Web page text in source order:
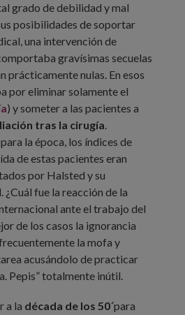
grado de debilidad y mal
posibilidades de soportar
una intervención de
gravísimas secuelas
prácticamente nulas. En esos
por eliminar solamente el
) y someter a las pacientes a
tras la cirugía.
la época, los índices de
de estas pacientes eran
por Halsted y su
fue la reacción de la
ante el trabajo del
de los casos la ignorancia
la mofa y
acusándolo de practicar
Pepis” totalmente inútil.
a la década de los 50´para